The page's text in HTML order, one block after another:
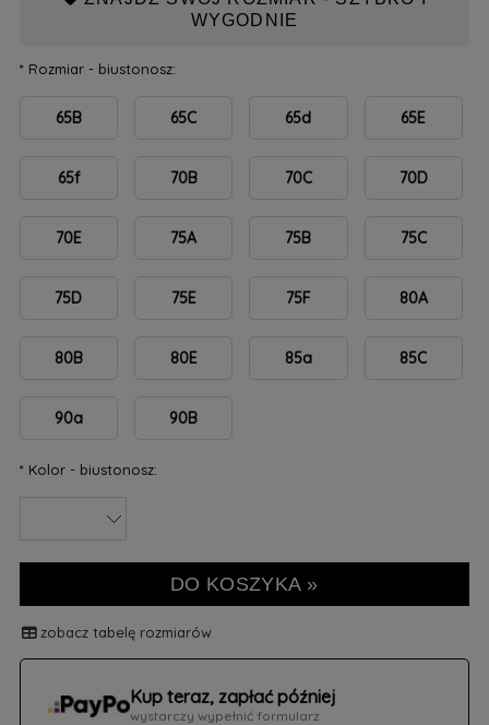
WYGODNIE
*Rozmiar - biustonosz:
65B 65C 65d 65E
65f 70B 70C 70D
70E 75A 75B 75C
75D 75E 75F 80A
80B 80E 85a 85C
90a 90B
*Kolor - biustonosz:
DO KOSZYKA »
zobacz tabelę rozmiarów
Kup teraz, zapłać później
wystarczy wypełnić formularz